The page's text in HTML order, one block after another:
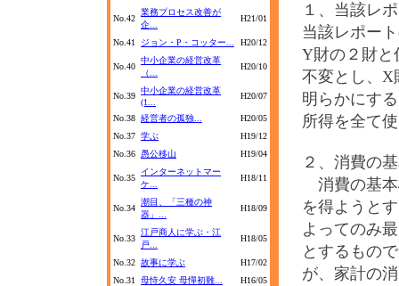
No.42
業務プロセス改善が
企...
H21/01
No.41 ジョン・P・コッター... H20/12
No.40
中小企業の経営改革
（...
H20/10
No.39
中小企業の経営改革
(1...
H20/07
No.38 経営者の孤独...
H20/05
No.37 学ぶ
H19/12
No.36
愚公移山 H19/04
No.35
インターネットマー
ケ...
H18/11
No.34
潮目、「三種の神
器」...
H18/09
No.33
江戸商人に学ぶ・江
戸...
H18/05
No.32 故事に学ぶ
H17/02
No.31
母恃久安 母憚初難... H16/05
１、当該レ
当該レポー
Y財の２財と
不変とし、X
明らかにす
所得を全て
２、消費の
消費の基本
を得ようと
よってのみ
とするもの
が、家計の